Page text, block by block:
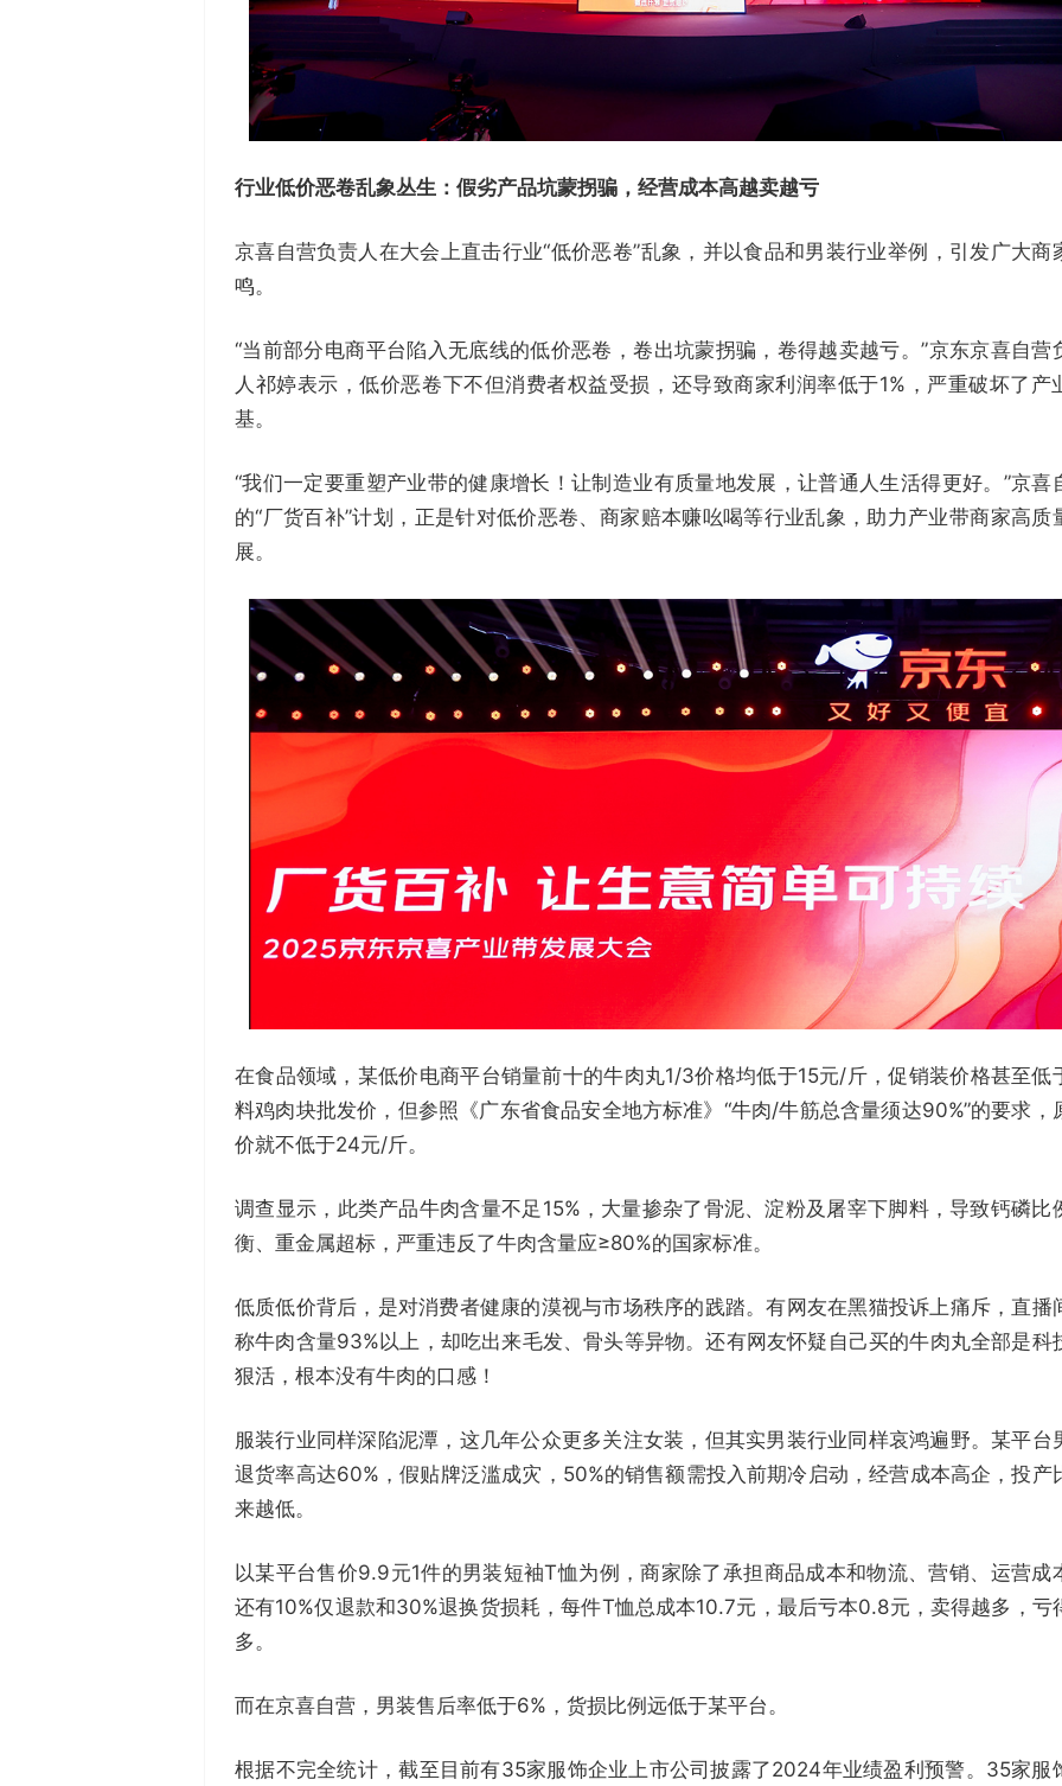
行业低价恶卷乱象丛生 ： 假劣产品坑蒙拐骗，经营成本高越卖越亏
京喜自营负责人在大会上直击行业“低价恶卷”乱象，并以食品和男装行业举例，引发广大商
鸣。
“当前部分电商平台陷入无底线的低价恶卷，卷出坑蒙拐骗，卷得越卖越亏。”京东京喜自营
人祁婷表示，低价恶卷下不但消费者权益受损，还导致商家利润率低于1%，严重破坏了产
基。
“我们一定要重塑产业带的健康增长！让制造业有质量地发展，让普通人生活得更好。”京喜
的“厂货百补”计划，正是针对低价恶卷、商家赔本赚吆喝等行业乱象，助力产业带商家高质
展。
在食品领域，某低价电商平台销量前十的牛肉丸1/3价格均低于15元/斤，促销装价格甚至低
料鸡肉块批发价，但参照《广东省食品安全地方标准》“牛肉/牛筋总含量须达90%”的要求，
价就不低于24元/斤。
调查显示，此类产品牛肉含量不足15%，大量掺杂了骨泥、淀粉及屠宰下脚料，导致钙磷比
衡、重金属超标，严重违反了牛肉含量应≥80%的国家标准。
低质低价背后，是对消费者健康的漠视与市场秩序的践踏。有网友在黑猫投诉上痛斥，直播
称牛肉含量93%以上，却吃出来毛发、骨头等异物。还有网友怀疑自己买的牛肉丸全部是科
狠活，根本没有牛肉的口感！
服装行业同样深陷泥潭，这几年公众更多关注女装，但其实男装行业同样哀鸿遍野。某平台
退货率高达60%，假贴牌泛滥成灾，50%的销售额需投入前期冷启动，经营成本高企，投产
来越低。
以某平台售价9.9元1件的男装短袖T恤为例，商家除了承担商品成本和物流、营销、运营成
还有10%仅退款和30%退换货损耗，每件T恤总成本10.7元，最后亏本0.8元，卖得越多，亏
多。
而在京喜自营，男装售后率低于6%，货损比例远低于某平台。
根据不完全统计，截至目前有35家服饰企业上市公司披露了2024年业绩盈利预警。35家服